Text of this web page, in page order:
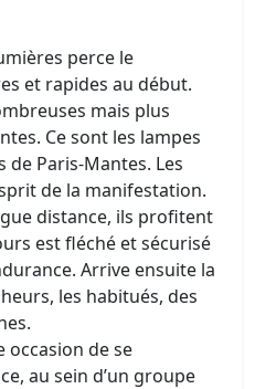
perce le
et rapides au début.
mais plus
Ce sont les lampes
Paris-Mantes. Les
de la manifestation.
distance, ils profitent
est fléché et sécurisé
Arrive ensuite la
les habitués, des
occasion de se
au sein d’un groupe